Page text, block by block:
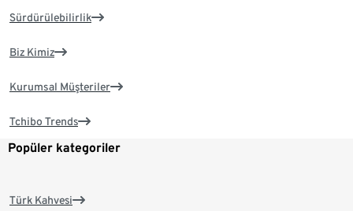
Sürdürülebilirlik
Biz Kimiz
Kurumsal Müşteriler
Tchibo Trends
Popüler kategoriler
Türk Kahvesi